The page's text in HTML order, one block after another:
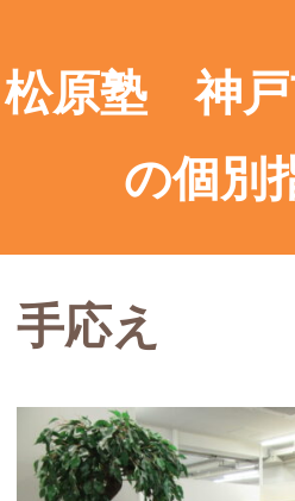
松原塾 神戸
の個別
手応え